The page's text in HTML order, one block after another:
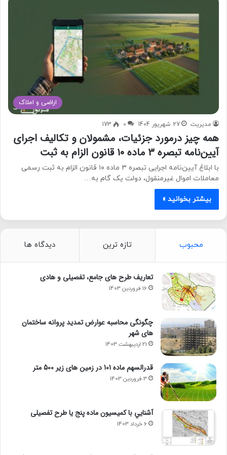
اراضی و املاک
مدیریت 27 شهریور 1404 0
173
همه چیز درمورد جزئیات، مشمولان و تکالیف اجرای
آیین‌نامه تبصره ۳ ماده ۱۰ قانون الزام به ثبت
با ابلاغ آیین‌نامه اجرایی تبصره ۳ ماده ۱۰ قانون الزام به ثبت رسمی
معاملات اموال غیرمنقول، دولت یک گام به…
بیشتر بخوانید »
محبوب تازه ترین دیدگاه ها
تعاریف طرح های جامع، تفصیلی و هادی
16 فروردین 1403
چگونگی محاسبه عوارض تمدید پروانه ساختمان
های شهر
21 اردیبهشت 1403
قدرالسهم ماده 101 در زمین های زیر 500 متر
3 فروردین 1403
آشنايي با كميسيون ماده پنج یا طرح تفصیلی
6 خرداد 1403